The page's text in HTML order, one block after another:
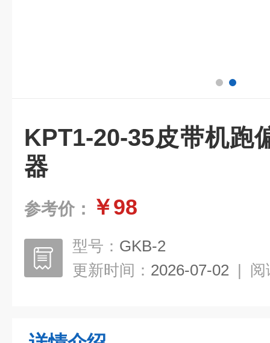
KPT1-20-35皮带机跑
器
参考价： ￥98
型号： GKB-2
更新时间： 2026-07-02 | 阅